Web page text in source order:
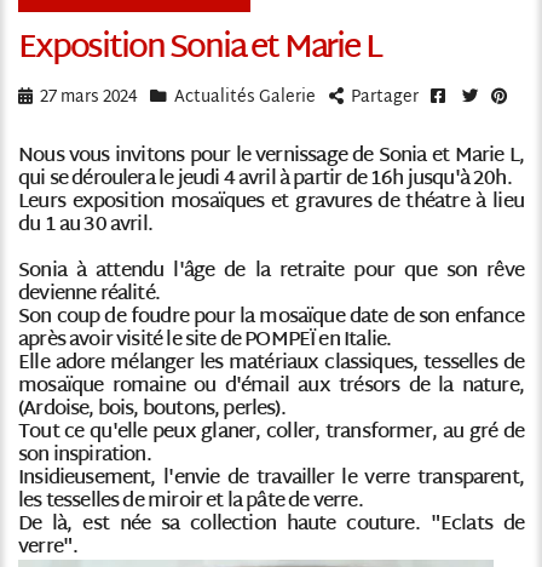
Exposition Sonia et Marie L
27 mars 2024 Actualités Galerie Partager Facebook
Twitter
Nous vous invitons pour le vernissage de Sonia et Marie L,
qui se déroulera le jeudi 4 avril à partir de 16h jusqu'à 20h.
Leurs exposition mosaïques et gravures de théatre à lieu
du 1 au 30 avril.
Sonia à attendu l'âge de la retraite pour que son rêve
devienne réalité.
Son coup de foudre pour la mosaïque date de son enfance
après avoir visité le site de POMPEÏ en Italie.
Elle adore mélanger les matériaux classiques, tesselles de
mosaïque romaine ou d'émail aux trésors de la nature,
(Ardoise, bois, boutons, perles).
Tout ce qu'elle peux glaner, coller, transformer, au gré de
son inspiration.
Insidieusement, l'envie de travailler le verre transparent,
les tesselles de miroir et la pâte de verre.
De là, est née sa collection haute couture. "Eclats de
verre".